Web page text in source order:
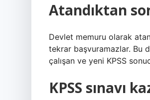
Atandıktan
Devlet memuru olarak
tekrar başvuramazlar. Bu
çalışan ve yeni KPSS
KPSS sınavı